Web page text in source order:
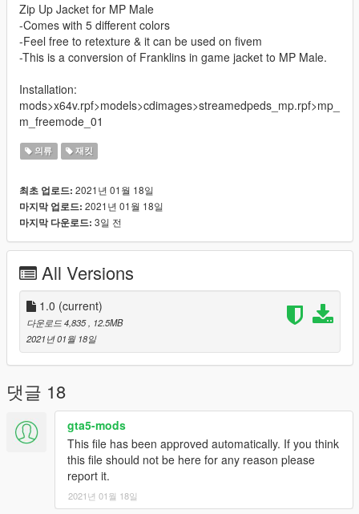
Zip Up Jacket for MP Male
-Comes with 5 different colors
-Feel free to retexture & it can be used on fivem
-This is a conversion of Franklins in game jacket to MP Male.
Installation:
mods>x64v.rpf>models>cdimages>streamedpeds_mp.rpf>mp_
m_freemode_01
의류 재킷
최초 업로드: 2021년 01월 18일
마지막 업로드: 2021년 01월 18일
마지막 다운로드: 3일 전
All Versions
1.0 (current)
다운로드 4,835, 12.5MB
2021년 01월 18일
댓글 18
gta5-mods
This file has been approved automatically. If you think
this file should not be here for any reason please
report it.
2021년 01월 18일